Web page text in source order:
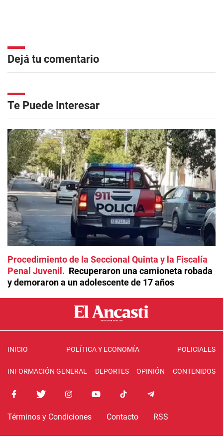
Dejá tu comentario
Te Puede Interesar
Procedimiento de la Seccional Quinta y la Fiscalía
Penal Juvenil
Recuperaron una camioneta robada
y demoraron a un adolescente de 17 años
INICIO POLÍTICA Y ECONOMÍA POLICIALES
INFORMACIÓN GENERAL DEPORTES OPINIÓN CONTENIDOS
Términos y Condiciones Contacto RSS